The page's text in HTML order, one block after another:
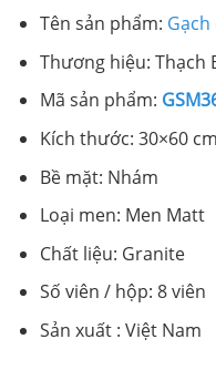
Tên sản phẩm:
Thương hiệu: Thạch
Mã sản phẩm:
Kích thước: 30×60 cm
Bề mặt: Nhám
Loại men: Men Matt
Chất liệu: Granite
Số viên / hộp: 8 viên
Sản xuất : Việt Nam